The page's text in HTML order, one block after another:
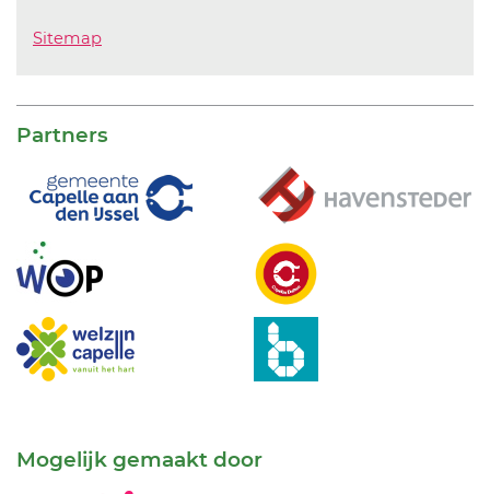
Sitemap
Partners
Mogelijk gemaakt door